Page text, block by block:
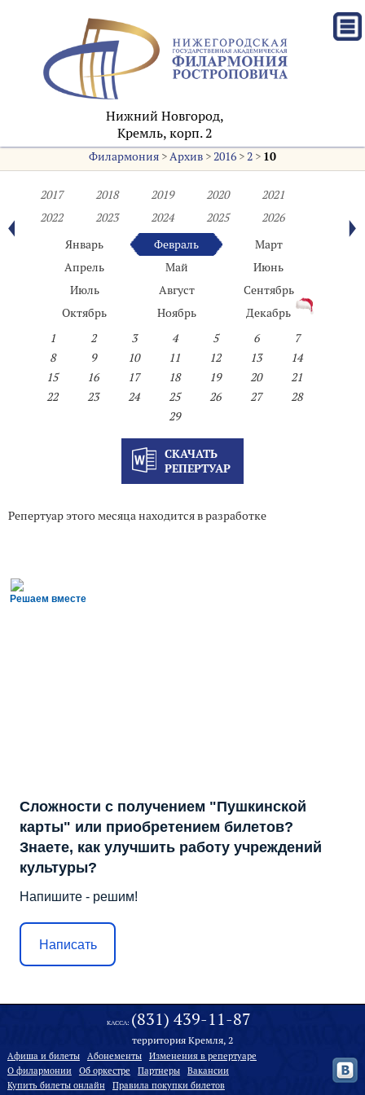
Нижний Новгород,
Кремль, корп. 2
Филармония>Архив>2016>2> 10
2017 2018 2019 2020
2021
2022
2023 2024 2025
2026
Январь
Февраль
Март
Апрель
Май
Июнь
Июль
Август
Сентябрь
Октябрь
Ноябрь
Декабрь
1
2 3 4 5 6
7
8
9 10 11 12 13
14
15
16 17 18 19 20
21
22
23 24 25 26 27
28
29
СКАЧАТЬ
РЕПЕРТУАР
Репертуар этого месяца находится в разработке
Решаем вместе
Сложности с получением "Пушкинской
карты" или приобретением билетов?
Знаете, как улучшить работу учреждений
культуры?
Напишите - решим!
Написать
КАССА: (831) 439-11-87
территория Кремля, 2
Афиша и билеты Абонементы
Изменения в репертуаре
О филармонии
Oб оркестре Партнеры
Вакансии
Купить билеты онлайн
Правила покупки билетов